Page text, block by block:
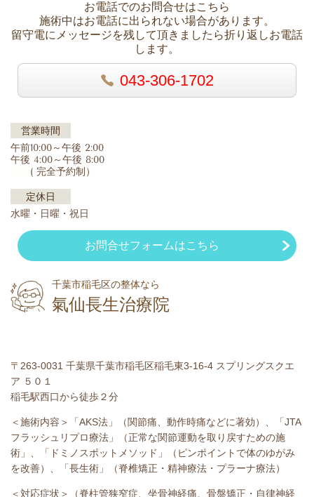
お電話でのお問合せはこちら
施術中はお電話に出られない場合があります。
留守電にメッセージを残して頂きましたら折り返しお電話
します。
043-306-1702
営業時間
午前10:00～午後 2:00
午後 4:00～午後 8:00
( 完全予約制）
定休日
水曜・日曜・祝日
お問合せフォームはこちら
千葉市稲毛区の整体なら
氣仙長生治療院
〒263-0031 千葉県千葉市稲毛区稲毛東3-16-4 スプリングスクエ
ア ５０１
稲毛駅西口から徒歩２分
＜施術内容＞「AKS法」（関節痛、動作時痛などに著効）、「JTA
フラッシュリプロ療法」（正常な関節運動を取り戻すための施
術」、「ドミノスポットメソッド」（ピンポイントで体のゆがみ
を改善）、「長生術」（脊椎矯正・精神療法・プラーナ療法）
＜対応症状＞​（脊柱管狭窄症、坐骨神経痛、骨盤矯正・自律神経